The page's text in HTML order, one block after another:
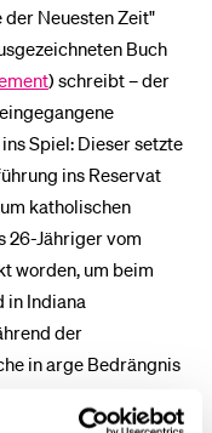
Neuesten Zeit"
Buch
) schreibt – der
Spiel: Dieser setzte
ins Reservat
katholischen
26-Jähriger vom
worden, um beim
in Indiana
der
in arge Bedrängnis
Pius IX. die